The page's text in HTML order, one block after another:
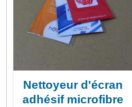
Nettoyeur d'écran
adhésif microfibre